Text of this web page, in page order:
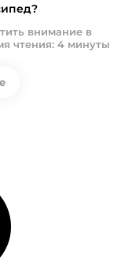
внимание в
чтения: 4 минуты